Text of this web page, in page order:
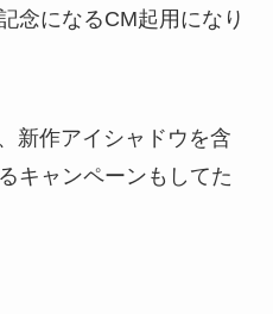
念になるCM起用になり
新作アイシャドウを含
キャンペーンもしてた